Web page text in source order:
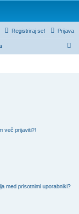
Prijava
Registriraj se!
več prijaviti?!
med prisotnimi uporabniki?